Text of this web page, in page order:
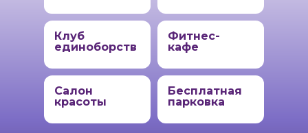
Клуб
единоборств
Фитнес-
кафе
Салон
красоты
Бесплатная
парковка